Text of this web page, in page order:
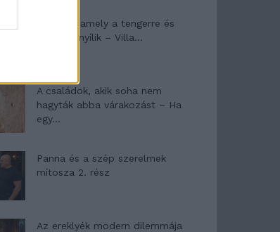
Egy ház, amely a tengerre és
a fényre nyílik – Villa...
A családok, akik soha nem
hagyták abba várakozást – Ha
egy...
Panna és a szép szerelmek
mítosza 2. rész
Az ereklyék modern dilemmája